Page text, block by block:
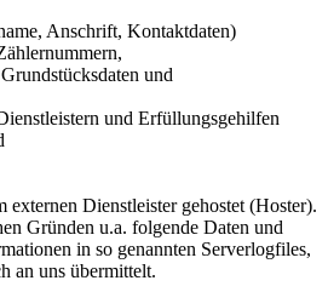
Anschrift, Kontaktdaten)
und
und Erfüllungsgehilfen
Dienstleister gehostet (Hoster).
Gründen u.a. folgende Daten und
in so genannten Serverlogfiles,
an uns übermittelt.